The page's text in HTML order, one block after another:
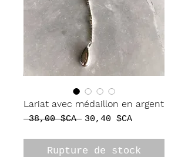
Lariat avec médaillon en argent
38,00 $CA Prix
30,40 $CAPrix
Rupture de stock